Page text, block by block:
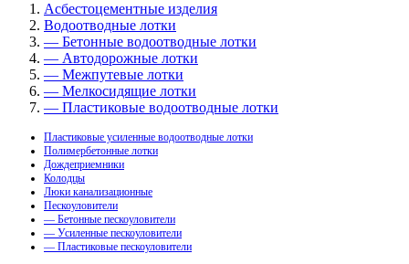
Асбестоцементные изделия
Водоотводные лотки
— Бетонные водоотводные лотки
— Автодорожные лотки
— Межпутевые лотки
— Мелкосидящие лотки
— Пластиковые водоотводные лотки
Пластиковые усиленные водоотводные лотки
Полимербетонные лотки
Дождеприемники
Колодцы
Люки канализационные
Пескоуловители
— Бетонные пескоуловители
— Усиленные пескоуловители
— Пластиковые пескоуловители